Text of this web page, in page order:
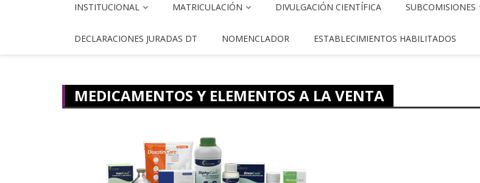
INSTITUCIONAL MATRICULACIÓN DIVULGACIÓN CIENTÍFICA SUBCOMISIONES
DECLARACIONES JURADAS DT NOMENCLADOR ESTABLECIMIENTOS HABILITADOS
MEDICAMENTOS Y ELEMENTOS A LA VENTA